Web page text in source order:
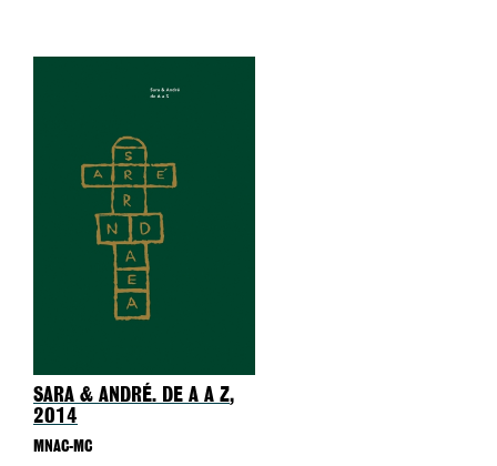
SARA & ANDRÉ. DE A A Z,
2014
MNAC-MC